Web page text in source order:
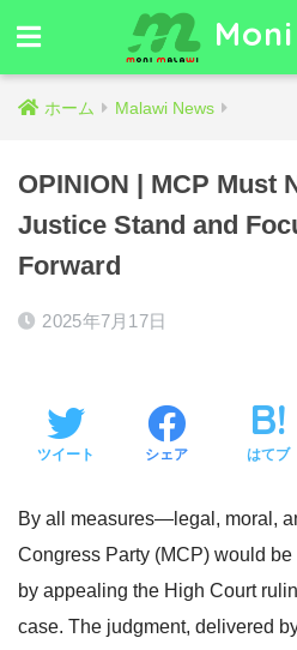
ホーム Malawi News
OPINION | MCP Must
Justice Stand and
Forward
2025年7月17日
ツイート シェア はてブ
By all measures—legal, moral,
Congress Party (MCP) would
by appealing the High Court
case. The judgment, delivered